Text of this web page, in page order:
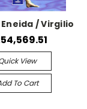
Eneida / Virgilio
View
To Cart